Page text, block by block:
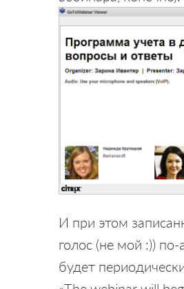
И при этом
голос (не мой :)) по-
будет